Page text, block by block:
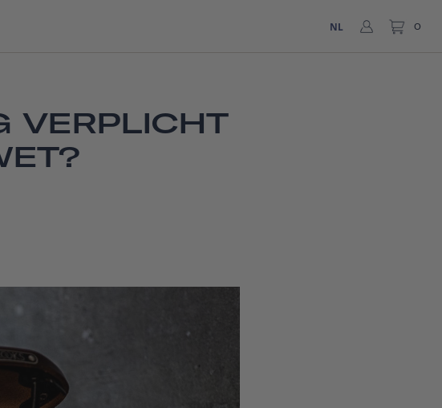
NL 0
VERPLICHT